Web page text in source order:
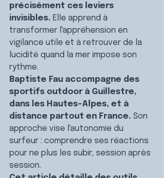
précisément ces leviers
invisibles. Elle apprend à
transformer l'appréhension en
vigilance utile et à retrouver de la
lucidité quand la mer impose son
rythme.
Baptiste Fau accompagne des
sportifs outdoor à Guillestre,
dans les Hautes-Alpes, et à
distance partout en France. Son
approche vise l'autonomie du
surfeur : comprendre ses réactions
pour ne plus les subir, session après
session.